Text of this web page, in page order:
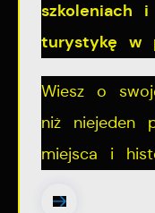
szkoleniach
turystykę w
Wiesz o
niż niejeden
miejsca i